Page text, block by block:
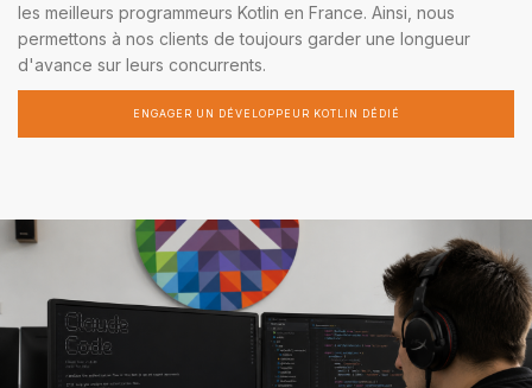
les meilleurs programmeurs Kotlin en France. Ainsi, nous
permettons à nos clients de toujours garder une longueur
d'avance sur leurs concurrents.
ENGAGER UN DÉVELOPPEUR KOTLIN DÉDIÉ